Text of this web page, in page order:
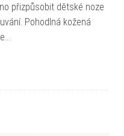
přizpůsobit dětské noze
Pohodlná kožená